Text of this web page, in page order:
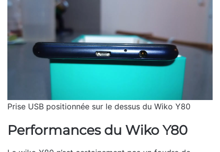
Prise USB positionnée sur le dessus du Wiko Y80
Performances du Wiko Y80